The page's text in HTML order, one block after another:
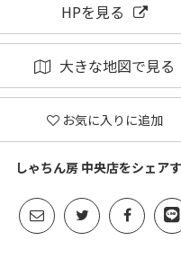
HPを見る
大きな地図で見る
お気に入りに追加
しゃちん房 中央店をシェア